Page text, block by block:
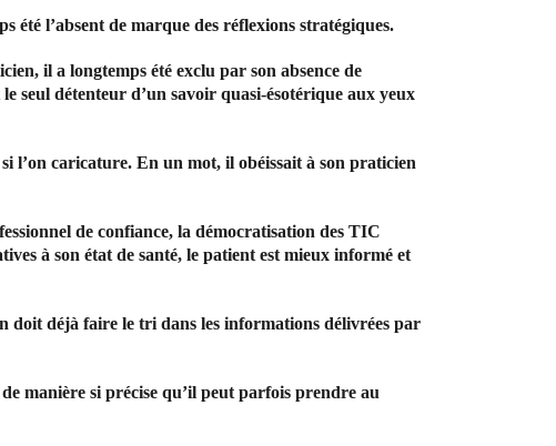
été l’absent de marque des réflexions stratégiques.
il a longtemps été exclu par son absence de
seul détenteur d’un savoir quasi-ésotérique aux yeux
l’on caricature. En un mot, il obéissait à son praticien
de confiance, la démocratisation des TIC
à son état de santé, le patient est mieux informé et
doit déjà faire le tri dans les informations délivrées par
manière si précise qu’il peut parfois prendre au